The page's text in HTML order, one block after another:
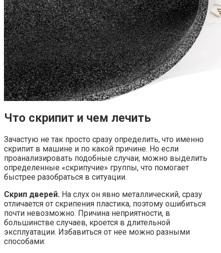
Что скрипит и чем лечить
Зачастую не так просто сразу определить, что именно
скрипит в машине и по какой причине. Но если
проанализировать подобные случаи, можно выделить
определенные «скрипучие» группы, что помогает
быстрее разобраться в ситуации.
Скрип дверей. На слух он явно металлический, сразу
отличается от скрипения пластика, поэтому ошибиться
почти невозможно. Причина неприятности, в
большинстве случаев, кроется в длительной
эксплуатации. Избавиться от нее можно разными
способами: